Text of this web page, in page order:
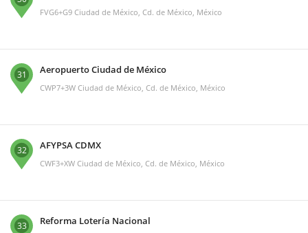
FVG6+G9 Ciudad de México, Cd. de México, México
31 Aeropuerto Ciudad de México
CWP7+3W Ciudad de México, Cd. de México, México
32 AFYPSA CDMX
CWF3+XW Ciudad de México, Cd. de México, México
33 Reforma Lotería Nacional